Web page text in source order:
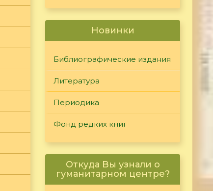
Новинки
Библиографические издания
Литература
Периодика
Фонд редких книг
Откуда Вы узнали о
гуманитарном центре?